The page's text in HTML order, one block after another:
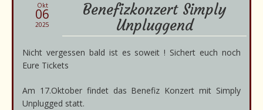
Benefizkonzert Simply
Unpluggend
Okt
06
2025
Nicht vergessen bald ist es soweit ! Sichert euch noch
Eure Tickets
Am 17.Oktober findet das Benefiz Konzert mit Simply
Unplugged statt.